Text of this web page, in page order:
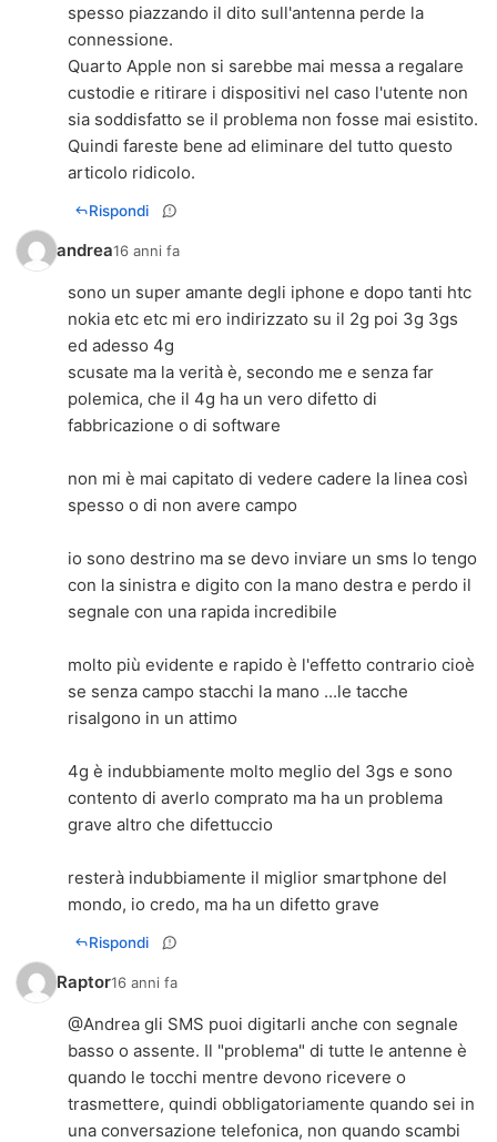
spesso piazzando il dito sull'antenna perde la
connessione.
Quarto Apple non si sarebbe mai messa a regalare
custodie e ritirare i dispositivi nel caso l'utente non
sia soddisfatto se il problema non fosse mai esistito.
Quindi fareste bene ad eliminare del tutto questo
articolo ridicolo.
Rispondi
andrea16 anni fa
sono un super amante degli iphone e dopo tanti htc
nokia etc etc mi ero indirizzato su il 2g poi 3g 3gs
ed adesso 4g
scusate ma la verità è, secondo me e senza far
polemica, che il 4g ha un vero difetto di
fabbricazione o di software
non mi è mai capitato di vedere cadere la linea così
spesso o di non avere campo
io sono destrino ma se devo inviare un sms lo tengo
con la sinistra e digito con la mano destra e perdo il
segnale con una rapida incredibile
molto più evidente e rapido è l'effetto contrario cioè
se senza campo stacchi la mano ...le tacche
risalgono in un attimo
4g è indubbiamente molto meglio del 3gs e sono
contento di averlo comprato ma ha un problema
grave altro che difettuccio
resterà indubbiamente il miglior smartphone del
mondo, io credo, ma ha un difetto grave
Rispondi
Raptor16 anni fa
@Andrea gli SMS puoi digitarli anche con segnale
basso o assente. Il "problema" di tutte le antenne è
quando le tocchi mentre devono ricevere o
trasmettere, quindi obbligatoriamente quando sei in
una conversazione telefonica, non quando scambi